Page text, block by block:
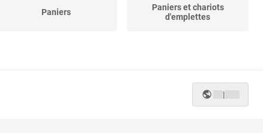
Paniers
Paniers et chariots
d'emplettes
|